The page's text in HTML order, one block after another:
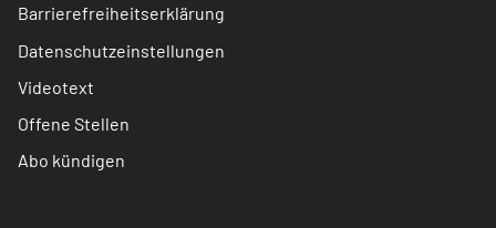
Barrierefreiheitserklärung
Datenschutzeinstellungen
Videotext
Offene Stellen
Abo kündigen